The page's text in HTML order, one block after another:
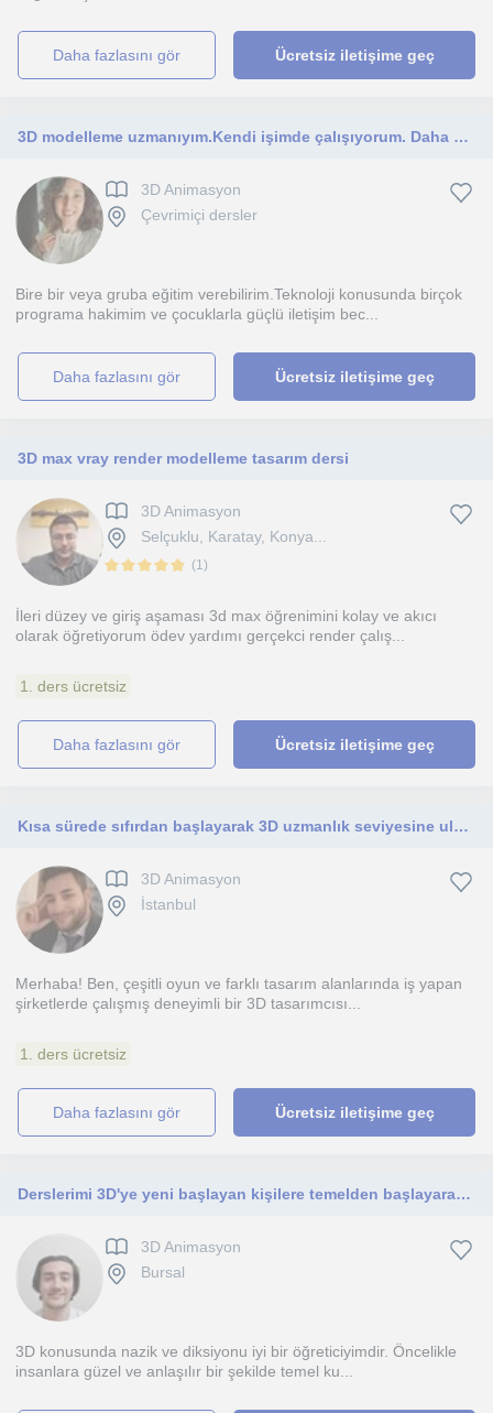
daha fazlasını gör Ücretsiz iletişime geç
3D modelleme uzmanıyım.Kendi işimde çalışıyorum. Daha önce Usta Öğreticilik yaptım.Öğretmenlik konusunda deneyimliyim.
3D Animasyon
Çevrimiçi dersler
Bire bir veya gruba eğitim verebilirim.Teknoloji konusunda birçok
programa hakimim ve çocuklarla güçlü iletişim bec...
daha fazlasını gör Ücretsiz iletişime geç
3D max vray render modelleme tasarım dersi
3D Animasyon
Selçuklu, Karatay, Konya...
(1)
İleri düzey ve giriş aşaması 3d max öğrenimini kolay ve akıcı
olarak öğretiyorum ödev yardımı gerçekci render çalış...
1. ders ücretsiz
daha fazlasını gör Ücretsiz iletişime geç
Kısa sürede sıfırdan başlayarak 3D uzmanlık seviyesine ulaşabileceksiniz
3D Animasyon
İstanbul
Merhaba! Ben, çeşitli oyun ve farklı tasarım alanlarında iş yapan
şirketlerde çalışmış deneyimli bir 3D tasarımcısı...
1. ders ücretsiz
daha fazlasını gör Ücretsiz iletişime geç
Derslerimi 3D'ye yeni başlayan kişilere temelden başlayarak öğretebilirim.
3D Animasyon
Bursal
3D konusunda nazik ve diksiyonu iyi bir öğreticiyimdir. Öncelikle
insanlara güzel ve anlaşılır bir şekilde temel ku...